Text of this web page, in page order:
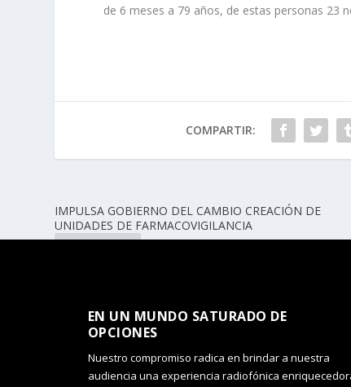
de 6 meses a 79 años, de estas personas 23
COMPARTIR:
IMPULSA GOBIERNO DEL CAMBIO CREACIÓN DE
UNIDADES DE FARMACOVIGILANCIA
EN UN MUNDO SATURADO DE
OPCIONES​
Nuestro compromiso radica en brindar a nuestra
audiencia una experiencia radiofónica